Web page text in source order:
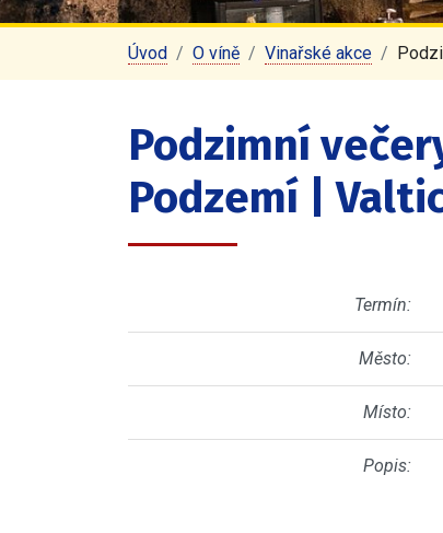
Úvod O víně Vinařské akce
Podzimní
Podzemí |
Termín:
Město:
Místo:
Popis: